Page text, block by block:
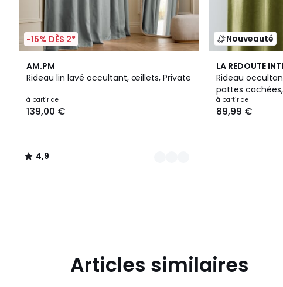
-15% DÈS 2*
AM.PM
Rideau lin lavé occultant, œillets, Private
à partir de
139,00 €
4,9
/ 5
10
Couleurs
4,9
/
Nouveauté
LA REDOUTE
Rideau
pattes cachées,
à partir de
89,99 €
4
Couleurs
Articles similaires